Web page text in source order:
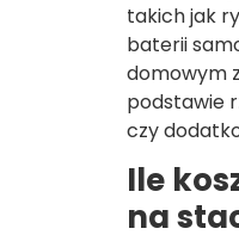
takich jak
baterii
domowym
podstawie
czy
Ile
na